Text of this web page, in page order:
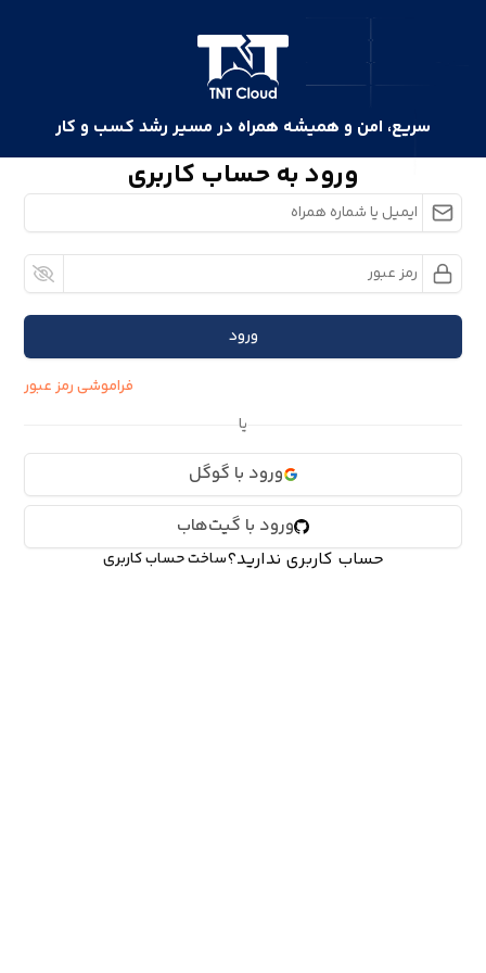
ورود به حساب کاربری
ورود
فراموشی رمز عبور
ورود با گوگل
ورود با گیت‌هاب
حساب کاربری ندارید؟ساخت حساب کاربری
سریع، امن و همیشه همراه در مسیر رشد کسب و کار